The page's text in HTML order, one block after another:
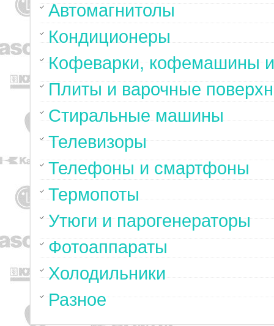
Автомагнитолы
Кондиционеры
Кофеварки, кофемашины
Плиты и варочные
Стиральные машины
Телевизоры
Телефоны и смартфоны
Термопоты
Утюги и парогенераторы
Фотоаппараты
Холодильники
Разное